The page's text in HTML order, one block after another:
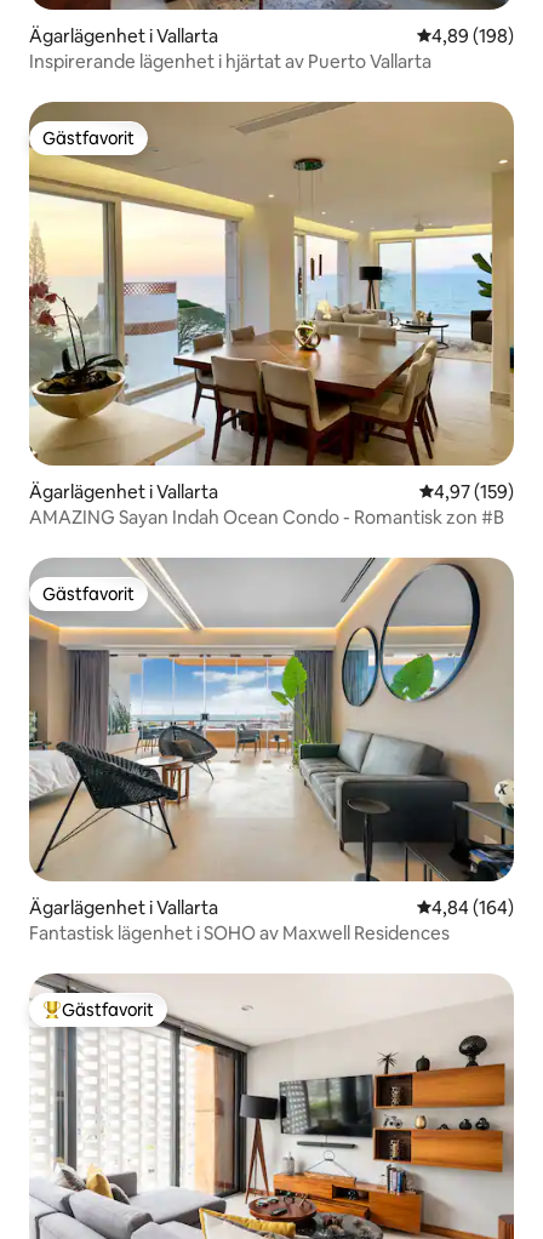
Ägarlägenhet i Vallarta 4,89 av 5 i
4,89 (198)
Inspirerande lägenhet i hjärtat av Puerto Vallarta
Gästfavorit
Gästfavorit
Ägarlägenhet i Vallarta 4,97 av 5 i
4,97 (159)
AMAZING Sayan Indah Ocean Condo - Romantisk zon #B
Gästfavorit
Gästfavorit
Ägarlägenhet i Vallarta 4,84 av 5 i
4,84 (164)
Fantastisk lägenhet i SOHO av Maxwell Residences
Populär gästfavorit
Gästfavorit